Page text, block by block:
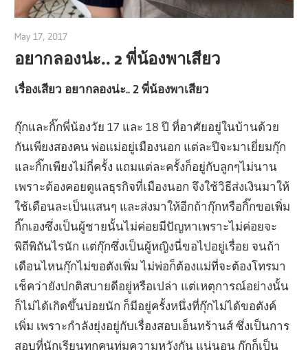
May 17, 2017
อยากลองน่ะ.. 2 พี่น้องพาเสียว
เรื่องเสียว อยากลองน่ะ.. 2 พี่น้องพาเสียว
กุ๊กและกิ๊กพี่น้องวัย 17 และ 18 ปี ที่อาศัยอยู่ในบ้านด้วย
กันเพียงสองคน พ่อแม่อยู่เมืองนอก แต่ละปีจะมาเยี่ยมกุ๊ก
และกิ๊กเพียงไม่กี่ครั้ง แถมแต่ละครั้งก็อยู่กับลูกๆไม่นาน
เพราะต้องคอยดูแลธุรกิจที่เมืองนอก จึงใช้วิธีส่งเงินมาให้
ใช้เดือนละเป็นแสนๆ และส่งมาให้อีกถ้ากุ๊กหรือกิ๊กขอเพิ่ม
กิ๊กเองซึ่งเป็นผู้ชายนั้นไม่ค่อยมีปัญหาเพราะไม่ค่อยจะ
พิถีพิถันไรนัก แต่กุ๊กซึ่งเป็นผู้หญิงนี่ขอไปอยู่เรื่อย จนถ้า
เดือนไหนกุ๊กไม่ขอตังเพิ่ม ไม่พ่อก็ต้องแม่ที่จะต้องโทรมา
เช็คว่ายังปกติสบายดีอยู่หรือเปล่า แต่เหตุการณ์อย่างนั้น
ก็ไม่ได้เกิดขึ้นบ่อยนัก ก็มีอยู่ครั้งหนึ่งที่กุ๊กไม่ได้ขอตังค์
เพิ่ม เพราะกำลังยุ่งอยู่กับเรื่องสอบเอ็นทร้านส์ ซึ่งเป็นการ
สอบที่นักเรียนทุกคนทุ่มความหวังกัน แน่นอน กุ๊กก็เป็น